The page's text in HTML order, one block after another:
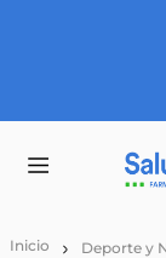
Deporte y